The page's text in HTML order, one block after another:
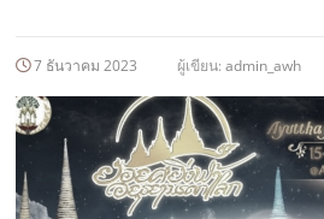
7 ธันวาคม 2023 ผู้เขียน:admin_awh